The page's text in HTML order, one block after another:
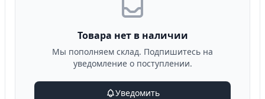
Товара нет в наличии
Мы пополняем склад. Подпишитесь на
уведомление о поступлении.
Уведомить